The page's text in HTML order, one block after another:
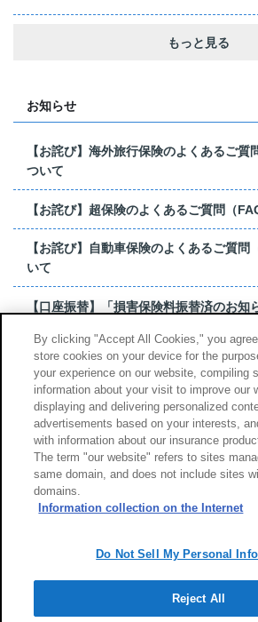
もっと見る
お知らせ
【お詫び】海外旅行保険のよくあるご質
ついて
【お詫び】超保険のよくあるご質問（
【お詫び】自動車保険のよくあるご質問
いて
【口座振替】「損害保険料振替済のお知
【お詫び】超保険のよくあるご質問（
もっと見る
サイトのご利用について
Copyright (c) Tokio Marine & Nichido
By clicking "Accept All Cookies," you
store cookies on your device for the
your experience on our website, compiling
information about your visit to improve our
displaying and delivering personalized
advertisements based on your interests,
with information about our insurance
The term "our website" refers to sites
same domain, and does not include sites
domains.
Information collection on the Internet
Do Not Sell My Personal
Reject All